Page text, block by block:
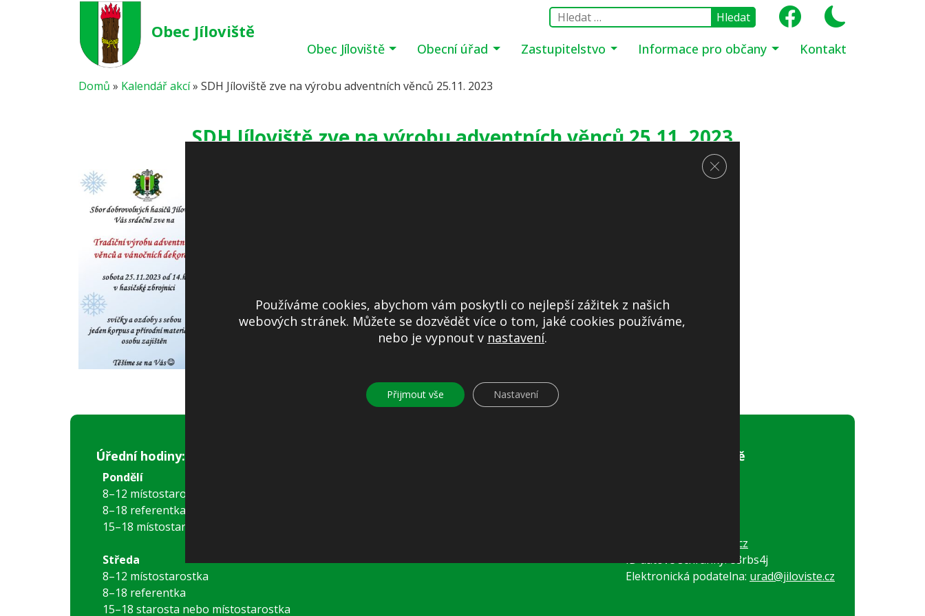
Obec Jíloviště
Obec Jíloviště Obecní úřad Zastupitelstvo Informace pro občany Kontakt
Domů » Kalendář akcí» SDH Jíloviště zve na výrobu adventních věnců 25.11. 2023
SDH Jíloviště zve na výrobu adventních věnců 25.11. 2023
Úřední hodiny:
Pondělí
8–12 místostarostka
8–18 referentka
15–18 místostarostka
Středa
8–12 místostarostka
8–18 referentka
15–18 starosta nebo místostarostka
Obecní úřad Jíloviště
obec@jiloviste.cz
ID datové schránky: e8rbs4j
Elektronická podatelna: urad@jiloviste.cz
Používáme cookies, abychom vám poskytli co nejlepší zážitek z našich
webových stránek. Můžete se dozvědět více o tom, jaké cookies používáme,
nebo je vypnout v nastavení.
Přijmout vše Nastavení
Zavřít cookie lištu GDPR